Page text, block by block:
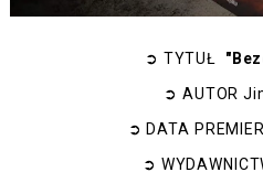
➲ TYTUŁ
➲ AUTOR
➲ DATA
➲